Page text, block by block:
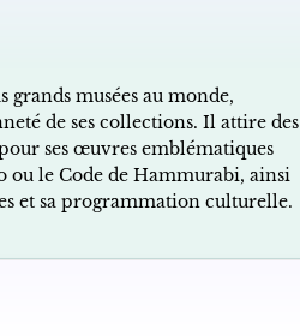
grands musées au monde,
de ses collections. Il attire des
ses œuvres emblématiques
ou le Code de Hammurabi, ainsi
et sa programmation culturelle.